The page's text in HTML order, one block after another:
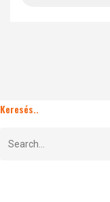
Keresés..